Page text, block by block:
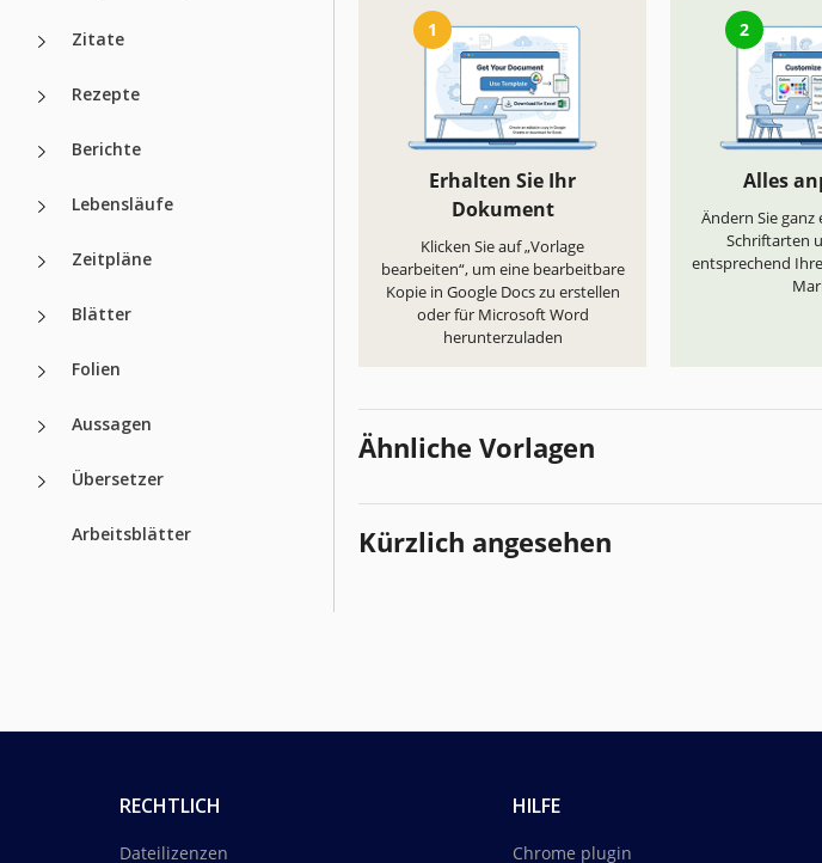
Zitate
Rezepte
Berichte
Lebensläufe
Zeitpläne
Blätter
Folien
Aussagen
Übersetzer
Arbeitsblätter
1
Erhalten Sie Ihr
Dokument
Klicken Sie auf „Vorlage
bearbeiten“, um eine bearbeitbare
Kopie in Google Docs zu erstellen
oder für Microsoft Word
herunterzuladen
2
Alles
Ändern Sie ganz
Schriftarten
entsprechend
Ähnliche Vorlagen
Kürzlich angesehen
RECHTLICH
Dateilizenzen
HILFE
Chrome plugin